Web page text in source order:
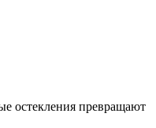
остекления превращают